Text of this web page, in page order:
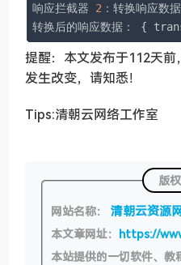
响应拦截器 2 ：转换响应数据
转换后的响应数据： {
提醒：本文发布于112天
发生改变，请知悉！
Tips:清朝云网络工作室
版
网站名称： 清朝云资源
本文章网址： https://
本站提供的一切软件、教